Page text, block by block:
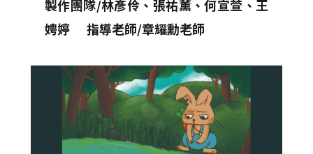
製作團隊/林彥伶、張祐薰、何宣萱、王
娉婷 指導老師/章耀勳老師